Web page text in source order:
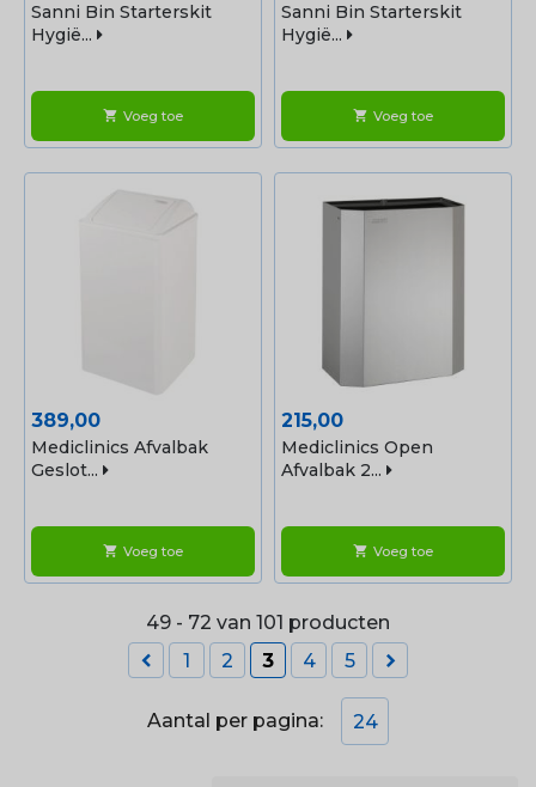
Sanni Bin Starterskit
Hygië...
shopping_cart Voeg toe
Sanni Bin Starterskit
Hygië...
shopping_cart Voeg toe
Prijs
389,00
Mediclinics Afvalbak
Geslot...
shopping_cart Voeg toe
Prijs
215,00
Mediclinics Open
Afvalbak 2...
shopping_cart Voeg toe
49 - 72 van 101 producten
 1 2 3 4 5 
Aantal per pagina: 24